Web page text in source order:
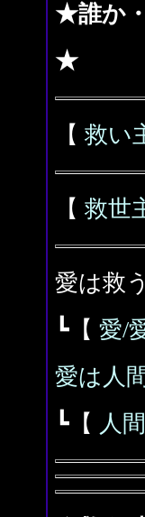
★誰か
★
【 救い
【 救世
愛は救う
┗【 愛/
愛は人
┗【 人